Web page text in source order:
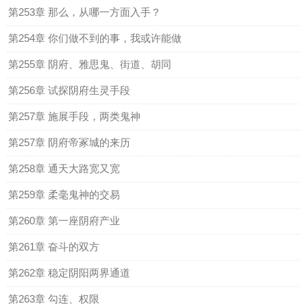
第253章 那么，从哪一方面入手？
第254章 你们做不到的事，我或许能做
第255章 阴府、雅思鬼、街道、胡同
第256章 试探阴府生灵手段
第257章 施展手段，两类鬼神
第257章 阴府帝冢城的来历
第258章 通天大路宽又宽
第259章 柔毫鬼神的交易
第260章 第一座阴府产业
第261章 奋斗的双方
第262章 稳定阴阳两界通道
第263章 勾连、权限